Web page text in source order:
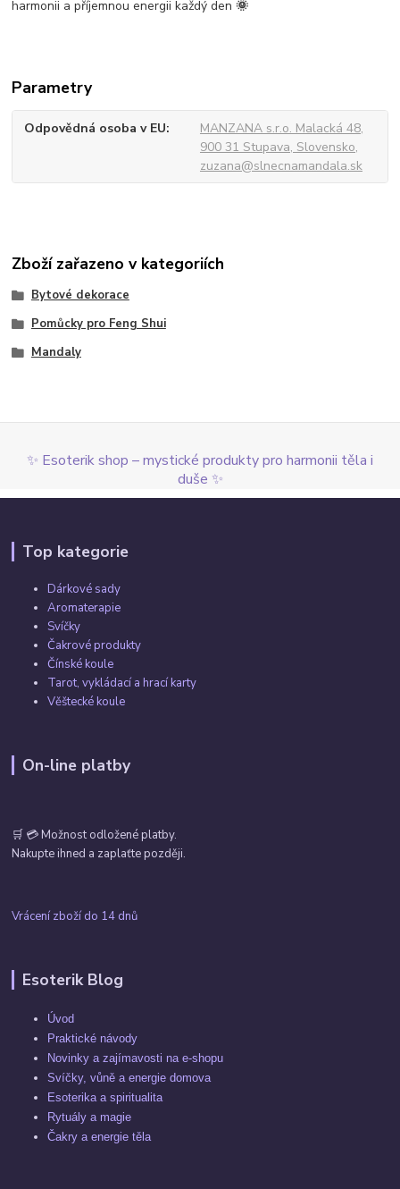
harmonii a příjemnou energii každý den 🌞
Parametry
Odpovědná osoba v EU
MANZANA s.r.o. Malacká 48,
900 31 Stupava, Slovensko,
zuzana@slnecnamandala.sk
Zboží zařazeno v kategoriích
Bytové dekorace
Pomůcky pro Feng Shui
Mandaly
✨ Esoterik shop – mystické produkty pro harmonii těla i
duše ✨
Top kategorie
Dárkové sady
Aromaterapie
Svíčky
Čakrové produkty
Čínské koule
Tarot, vykládací a hrací karty
Věštecké koule
On-line platby
🛒 💳 Možnost odložené platby.
Nakupte ihned a zaplaťte později.
Vrácení zboží do 14 dnů
Esoterik Blog
Úvod
Praktické návody
Novinky a zajímavosti na e-shopu
Svíčky, vůně a energie domova
Esoterika a spiritualita
Rytuály a magie
Čakry a energie těla